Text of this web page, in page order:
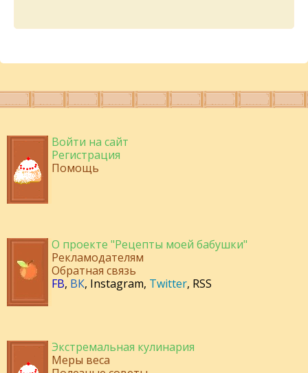
Войти на сайт
Регистрация
Помощь
О проекте "Рецепты моей бабушки"
Рекламодателям
Обратная связь
FB, ВК, Instagram, Twitter, RSS
Экстремальная кулинария
Меры веса